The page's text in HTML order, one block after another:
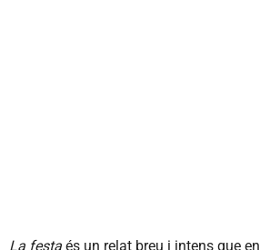
La festa és un relat breu i intens que